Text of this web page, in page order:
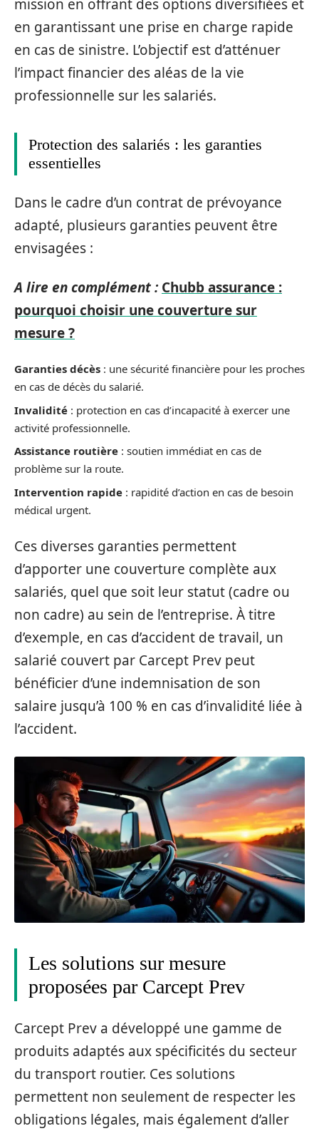
mission en offrant des options diversifiées et
en garantissant une prise en charge rapide
en cas de sinistre. L’objectif est d’atténuer
l’impact financier des aléas de la vie
professionnelle sur les salariés.
Protection des salariés : les garanties
essentielles
Dans le cadre d’un contrat de prévoyance
adapté, plusieurs garanties peuvent être
envisagées :
A lire en complément : Chubb assurance :
pourquoi choisir une couverture sur
mesure ?
Garanties décès : une sécurité financière pour les proches
en cas de décès du salarié.
Invalidité : protection en cas d’incapacité à exercer une
activité professionnelle.
Assistance routière : soutien immédiat en cas de
problème sur la route.
Intervention rapide : rapidité d’action en cas de besoin
médical urgent.
Ces diverses garanties permettent
d’apporter une couverture complète aux
salariés, quel que soit leur statut (cadre ou
non cadre) au sein de l’entreprise. À titre
d’exemple, en cas d’accident de travail, un
salarié couvert par Carcept Prev peut
bénéficier d’une indemnisation de son
salaire jusqu’à 100 % en cas d’invalidité liée à
l’accident.
Les solutions sur mesure
proposées par Carcept Prev
Carcept Prev a développé une gamme de
produits adaptés aux spécificités du secteur
du transport routier. Ces solutions
permettent non seulement de respecter les
obligations légales, mais également d’aller